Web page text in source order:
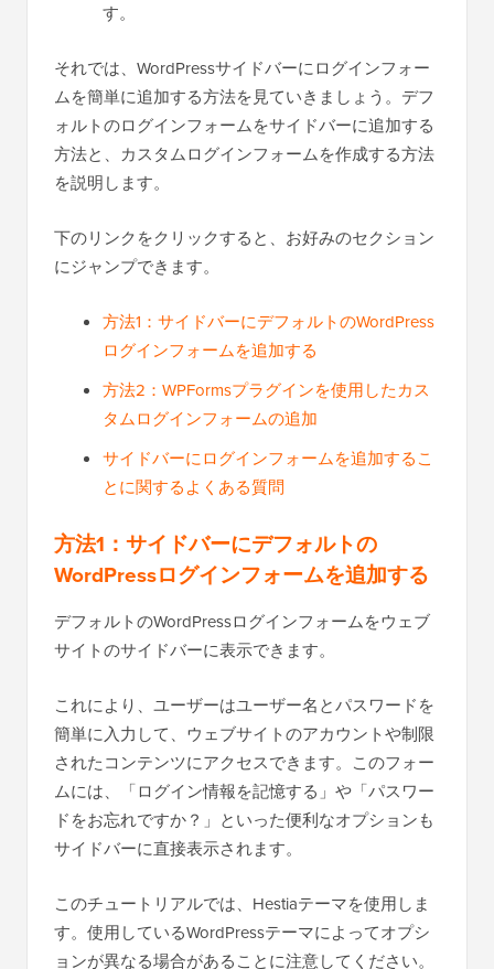
す。
それでは、WordPressサイドバーにログインフォー
ムを簡単に追加する方法を見ていきましょう。デフ
ォルトのログインフォームをサイドバーに追加する
方法と、カスタムログインフォームを作成する方法
を説明します。
下のリンクをクリックすると、お好みのセクション
にジャンプできます。
方法1：サイドバーにデフォルトのWordPress
ログインフォームを追加する
方法2：WPFormsプラグインを使用したカス
タムログインフォームの追加
サイドバーにログインフォームを追加するこ
とに関するよくある質問
方法1：サイドバーにデフォルトの
WordPressログインフォームを追加する
デフォルトのWordPressログインフォームをウェブ
サイトのサイドバーに表示できます。
これにより、ユーザーはユーザー名とパスワードを
簡単に入力して、ウェブサイトのアカウントや制限
されたコンテンツにアクセスできます。このフォー
ムには、「ログイン情報を記憶する」や「パスワー
ドをお忘れですか？」といった便利なオプションも
サイドバーに直接表示されます。
このチュートリアルでは、Hestiaテーマを使用しま
す。使用しているWordPressテーマによってオプシ
ョンが異なる場合があることに注意してください。